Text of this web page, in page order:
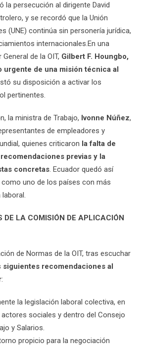
la persecución al dirigente David
y se recordó que la Unión
(UNE) continúa sin personería jurídica,
internacionales.En una
de la OIT, Gilbert F. Houngbo,
urgente de una misión técnica al
su disposición a activar los
pertinentes.
la ministra de Trabajo, Ivonne Núñez,
de empleadores y
quienes criticaron la falta de
previas y la
concretas. Ecuador quedó así
uno de los países con más
DE LA COMISIÓN DE APLICACIÓN
de Normas de la OIT, tras escuchar
siguientes recomendaciones al
:
la legislación laboral colectiva, en
sociales y dentro del Consejo
y Salarios.
propicio para la negociación